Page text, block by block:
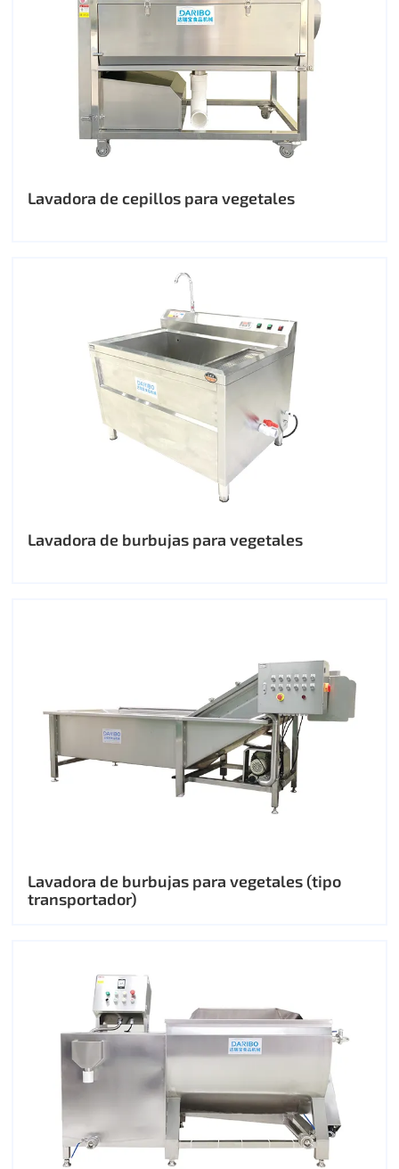
Lavadora de cepillos para vegetales
Lavadora de burbujas para vegetales
Lavadora de burbujas para vegetales (tipo
transportador)